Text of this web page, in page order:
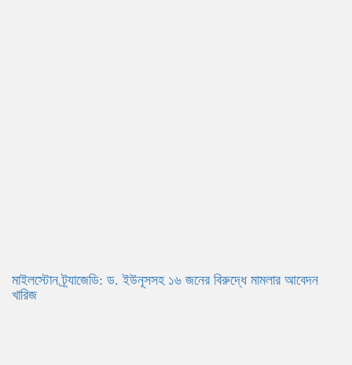
মাইলস্টোন ট্র্যাজেডি: ড. ইউনূসসহ ১৬ জনের বিরুদ্ধে মামলার আবেদন
খারিজ